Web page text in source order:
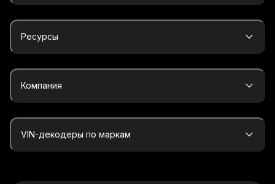
Ресурсы
Компания
VIN-декодеры по маркам